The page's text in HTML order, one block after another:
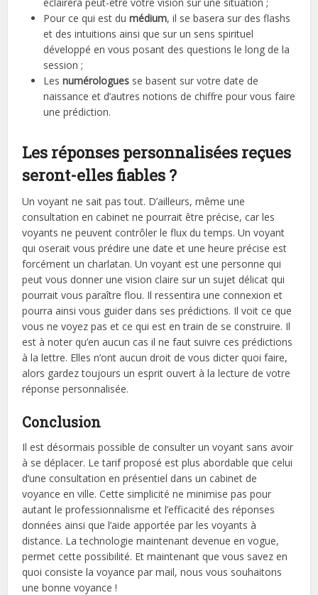
Pour ce qui est dumédium, il se basera sur des flashs
et des intuitions ainsi que sur un sens spirituel
développé en vous posant des questions le long de la
session ;
Lesnumérologues se basent sur votre date de
naissance et d’autres notions de chiffre pour vous faire
une prédiction.
Les réponses personnalisées reçues
seront-elles fiables ?
Un voyant ne sait pas tout. D’ailleurs, même une
consultation en cabinet ne pourrait être précise, car les
voyants ne peuvent contrôler le flux du temps. Un voyant
qui oserait vous prédire une date et une heure précise est
forcément un charlatan. Un voyant est une personne qui
peut vous donner une vision claire sur un sujet délicat qui
pourrait vous paraître flou. Il ressentira une connexion et
pourra ainsi vous guider dans ses prédictions. Il voit ce que
vous ne voyez pas et ce qui est en train de se construire. Il
est à noter qu’en aucun cas il ne faut suivre ces prédictions
à la lettre. Elles n’ont aucun droit de vous dicter quoi faire,
alors gardez toujours un esprit ouvert à la lecture de votre
réponse personnalisée.
Conclusion
Il est désormais possible de consulter un voyant sans avoir
à se déplacer. Le tarif proposé est plus abordable que celui
d’une consultation en présentiel dans un cabinet de
voyance en ville. Cette simplicité ne minimise pas pour
autant le professionnalisme et l’efficacité des réponses
données ainsi que l’aide apportée par les voyants à
distance. La technologie maintenant devenue en vogue,
permet cette possibilité. Et maintenant que vous savez en
quoi consiste la voyance par mail, nous vous souhaitons
une bonne voyance !